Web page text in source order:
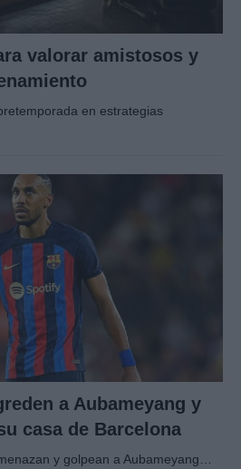
valorar amistosos y
en estrategias
a Aubameyang y
casa de Barcelona
y golpean a Aubameyang…